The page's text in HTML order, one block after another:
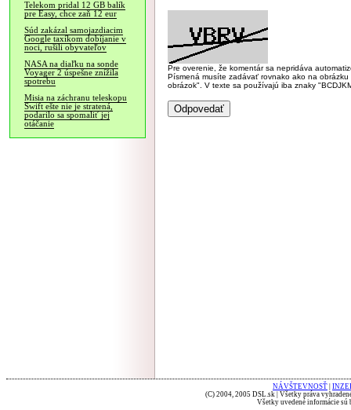
Telekom pridal 12 GB balík
pre Easy, chce zaň 12 eur
Súd zakázal samojazdiacim
Google taxíkom dobíjanie v
noci, rušili obyvateľov
NASA na diaľku na sonde
Voyager 2 úspešne znížila
spotrebu
Misia na záchranu teleskopu
Swift ešte nie je stratená,
podarilo sa spomaliť jej
otáčanie
Pre overenie, že komentár sa nepridáva
Písmená musíte zadávať rovnako ako na
obrázok". V texte sa používajú iba znaky
NÁVŠTEVNOSŤ
(C) 2004, 2005 DSL.sk | Všetky práva
Všetky uvedené informácie sú